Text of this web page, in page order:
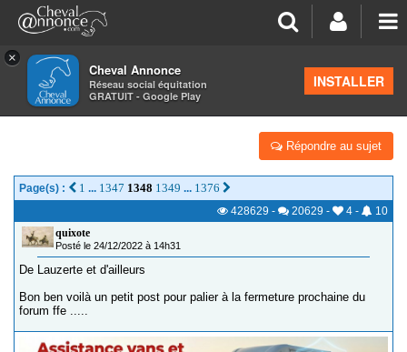
×
Cheval Annonce
Réseau social équitation
GRATUIT - Google Play
INSTALLER
>Les groupes régionaux>Midi Pyrénées
LES TOUJOURS FOLLES
Répondre au sujet
Page(s) : 1 ... 1347 1348 1349 ... 1376
428629 - 20629 - 4 -
10
quixote
Posté le 24/12/2022 à 14h31
De Lauzerte et d'ailleurs
Bon ben voilà un petit post pour palier à la fermeture prochaine du
forum ffe .....